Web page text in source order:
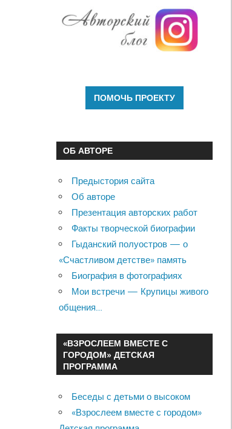
ОБ АВТОРЕ
Предыстория сайта
Об авторе
Презентация авторских работ
Факты творческой биографии
Гыданский полуостров — о
«Счастливом детстве» память
Биография в фотографиях
Мои встречи — Крупицы живого
общения…
«ВЗРОСЛЕЕМ ВМЕСТЕ С
ГОРОДОМ» ДЕТСКАЯ
ПРОГРАММА
Беседы с детьми о высоком
«Взрослеем вместе с городом»